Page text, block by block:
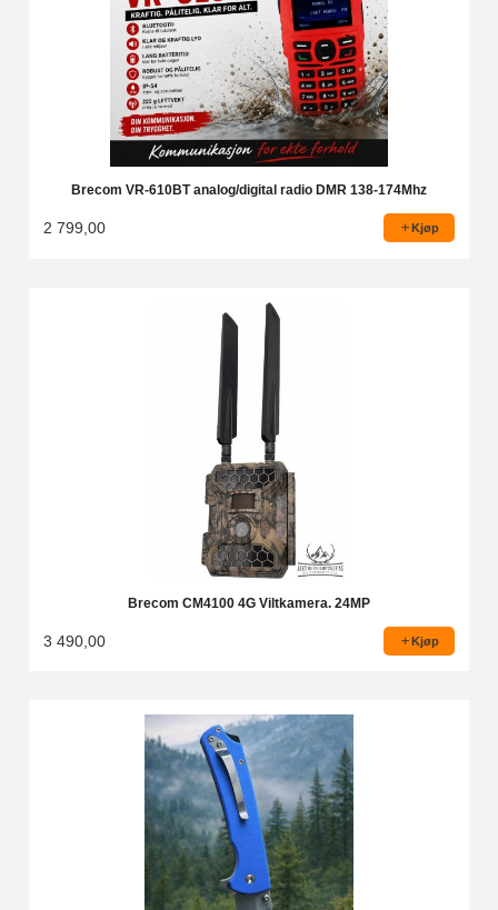
Brecom VR-610BT analog/digital radio DMR 138-174Mhz
2 799,00 Kjøp
Brecom CM4100 4G Viltkamera. 24MP
3 490,00 Kjøp